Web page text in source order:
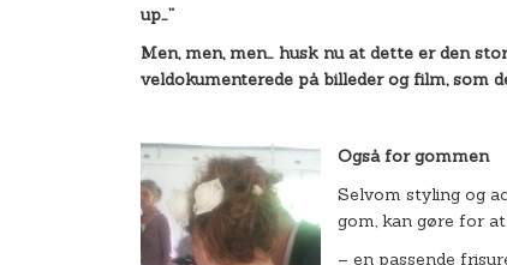
up…”
Men, men, men… husk nu at dette er den
veldokumenterede på billeder og film, som
Også for gommen
Selvom styling og
gom, kan gøre for
– en passende